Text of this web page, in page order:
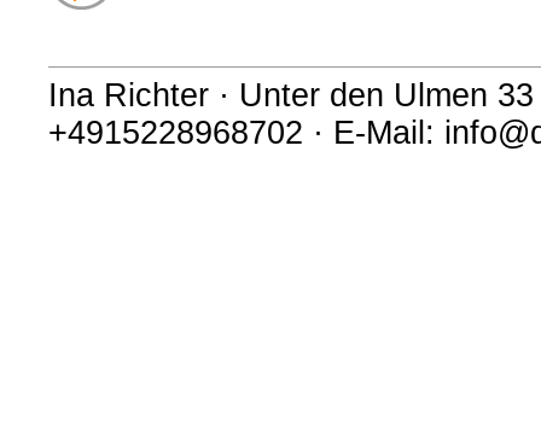
Ina Richter · Unter den Ulmen
+4915228968702 · E-Mail: